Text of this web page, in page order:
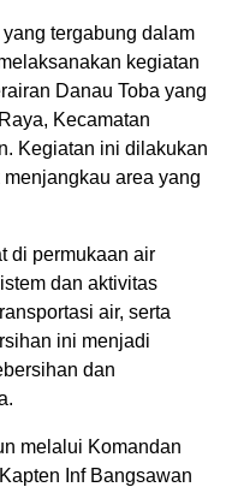
tergabung dalam
kegiatan
Danau Toba yang
Kecamatan
Kegiatan ini dilakukan
area yang
di permukaan air
dan aktivitas
air, serta
ini menjadi
dan
melalui Komandan
Inf Bangsawan